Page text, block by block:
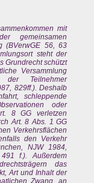
mit
gemeinsamen
(BVerwGE 56, 63
steht der
Grundrecht schützt
Versammlung
Teilnehmer
829ff.). Deshalb
schleppende
oder
8 GG verletzen
Art. 8 Abs. 1 GG
Verkehrsflächen
den Verkehr
NJW 1984,
f.). Außerdem
das
Art und Inhalt der